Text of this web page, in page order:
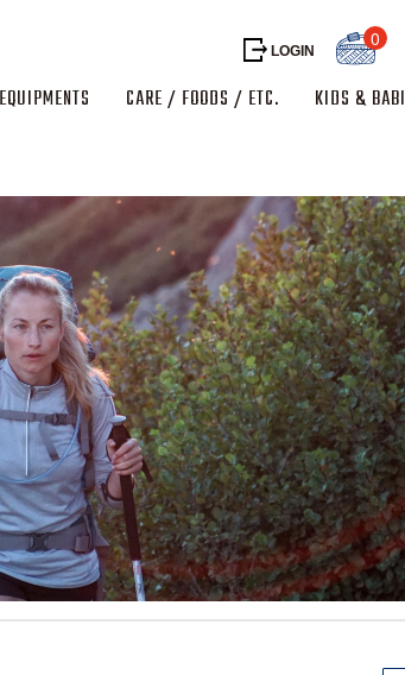
LOGIN
0
EQUIPMENTS CARE / FOODS / ETC. KIDS &